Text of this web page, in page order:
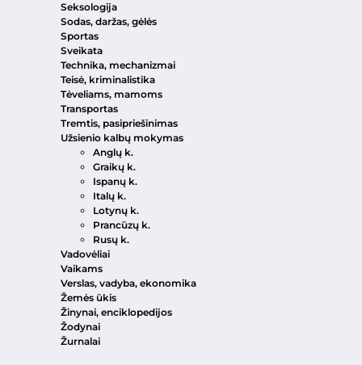
Seksologija
Sodas, daržas, gėlės
Sportas
Sveikata
Technika, mechanizmai
Teisė, kriminalistika
Tėveliams, mamoms
Transportas
Tremtis, pasipriešinimas
Užsienio kalbų mokymas
Anglų k.
Graikų k.
Ispanų k.
Italų k.
Lotynų k.
Prancūzų k.
Rusų k.
Vadovėliai
Vaikams
Verslas, vadyba, ekonomika
Žemės ūkis
Žinynai, enciklopedijos
Žodynai
Žurnalai